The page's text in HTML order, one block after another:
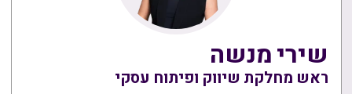
שירי מנשה
ראש מחלקת שיווק ופיתוח עסקי